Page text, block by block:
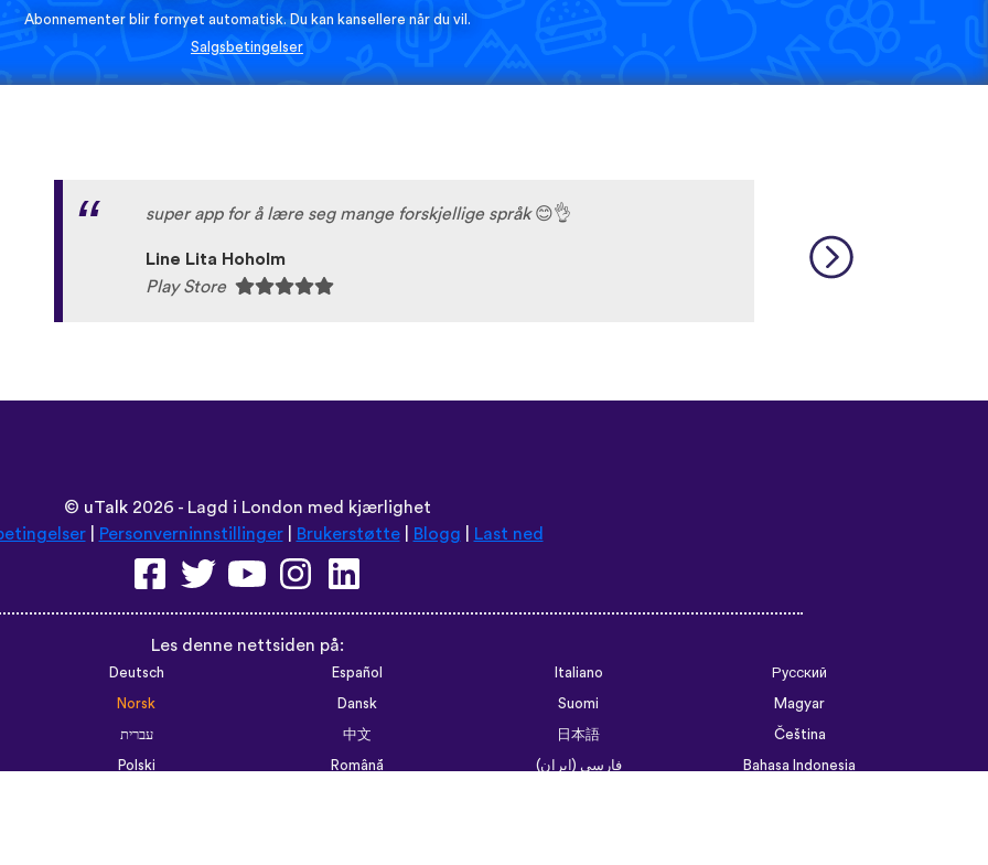
Abonnementer blir fornyet automatisk. Du kan kansellere når du vil.
Salgsbetingelser
super app for å lære seg mange forskjellige språk😊👌
Line Lita Hoholm
Play Store
© uTalk2026 - Lagd i London med kjærlighet
| Personverninnstillinger| Brukerstøtte| Blogg Last ned
Les denne nettsiden på:
Deutsch Español Italiano
Русский
Norsk
Dansk Suomi
Magyar
עברית
中文 日本語
Čeština
Polski
Română فارسی (ایران)
Bahasa Indonesia